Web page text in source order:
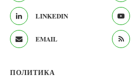
LINKEDIN
EMAIL
ПОЛИТИКА